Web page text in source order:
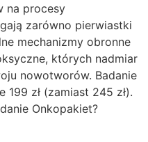
na procesy
zarówno pierwiastki
mechanizmy obronne
których nadmiar
nowotworów. Badanie
zł (zamiast 245 zł).
Onkopakiet?